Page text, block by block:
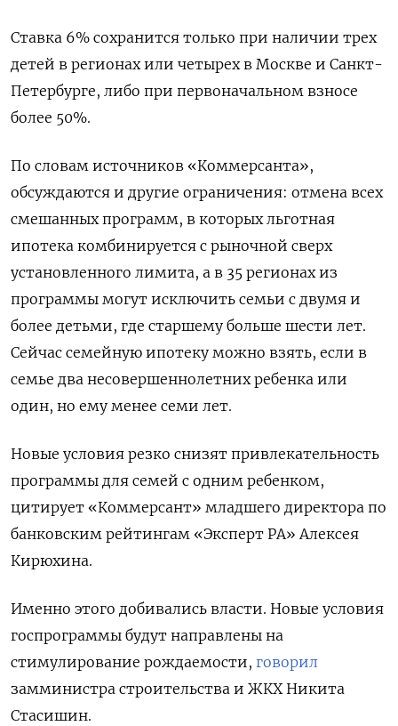
Ставка 6% сохранится только при наличии трех
детей в регионах или четырех в Москве и Санкт-
Петербурге, либо при первоначальном взносе
более 50%.
По словам источников «Коммерсанта»,
обсуждаются и другие ограничения: отмена всех
смешанных программ, в которых льготная
ипотека комбинируется с рыночной сверх
установленного лимита, а в 35 регионах из
программы могут исключить семьи с двумя и
более детьми, где старшему больше шести лет.
Сейчас семейную ипотеку можно взять, если в
семье два несовершеннолетних ребенка или
один, но ему менее семи лет.
Новые условия резко снизят привлекательность
программы для семей с одним ребенком,
цитирует «Коммерсант» младшего директора по
банковским рейтингам «Эксперт РА» Алексея
Кирюхина.
Именно этого добивались власти. Новые условия
госпрограммы будут направлены на
стимулирование рождаемости, говорил
замминистра строительства и ЖКХ Никита
Стасишин.